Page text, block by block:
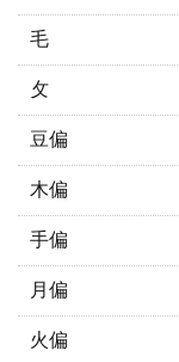
毛
攵
豆偏
木偏
手偏
月偏
火偏